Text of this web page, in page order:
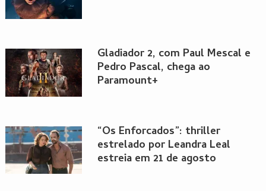
Gladiador 2, com Paul Mescal e
Pedro Pascal, chega ao
Paramount+
“Os Enforcados”: thriller
estrelado por Leandra Leal
estreia em 21 de agosto